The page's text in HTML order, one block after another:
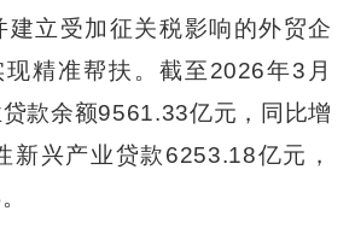
建立受加征关税影响的外贸企
现精准帮扶。截至2026年3月
款余额9561.33亿元，同比增
新兴产业贷款6253.18亿元，